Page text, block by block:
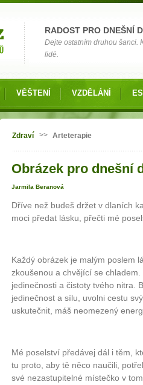
RADOST PRO DNEŠNÍ
Dejte ostatním druhou šanci.
lidé.
VĚŠTENÍ VZDĚLÁNÍ
Jste zde
Zdraví >> Arteterapie
Obrázek pro dnešní
Jarmila Beranová
Dříve než budeš držet v dlaních
moci předat lásku, přečti mé
Každý obrázek je malým poslem
zkoušenou a chvějící se
jedinečnosti a čistoty tvého nitra.
jedinečnost a sílu, uvolni cestu
uskutečnit, máš neomezený
Mé poselství předávej dál i těm,
tu proto, aby tě něco naučili,
své nezastupitelné místečko v